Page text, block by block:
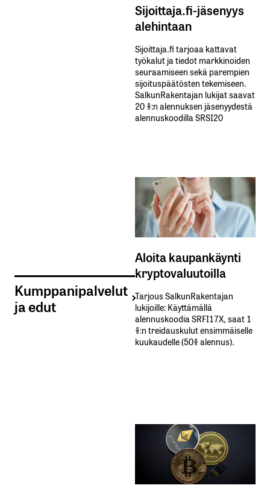
Kumppanipalvelut
ja edut
Sijoittaja.fi-jäsenyys
alehintaan
Sijoittaja.fi tarjoaa kattavat
työkalut ja tiedot markkinoiden
seuraamiseen sekä parempien
sijoituspäätösten tekemiseen.
SalkunRakentajan lukijat saavat
20 %:n alennuksen jäsenyydestä
alennuskoodilla SRSI20
Aloita kaupankäynti
kryptovaluutoilla
Tarjous SalkunRakentajan
lukijoille: Käyttämällä​ ​
alennuskoodia​ ​SRFI17X,​ ​saat​ ​1
%:n treidauskulut​ ​ensimmäiselle​ ​
kuukaudelle​ ​(50%​ ​alennus).